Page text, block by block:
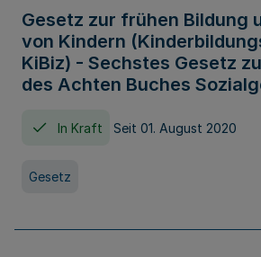
Gesetz zur frühen Bildung
von Kindern
KiBiz) - Sechstes Gesetz
des Achten Buches
In Kraft Seit 01. August 2020
Gesetz